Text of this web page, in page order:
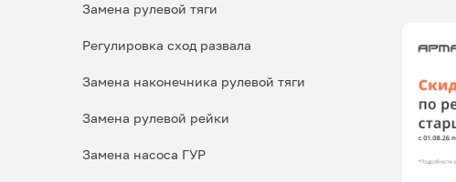
Замена рулевой тяги
Регулировка сход развала
Замена наконечника рулевой тяги
Замена рулевой рейки
Замена насоса ГУР